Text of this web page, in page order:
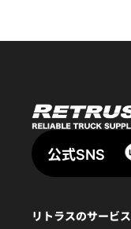
公式SNS
リトラスのサービス